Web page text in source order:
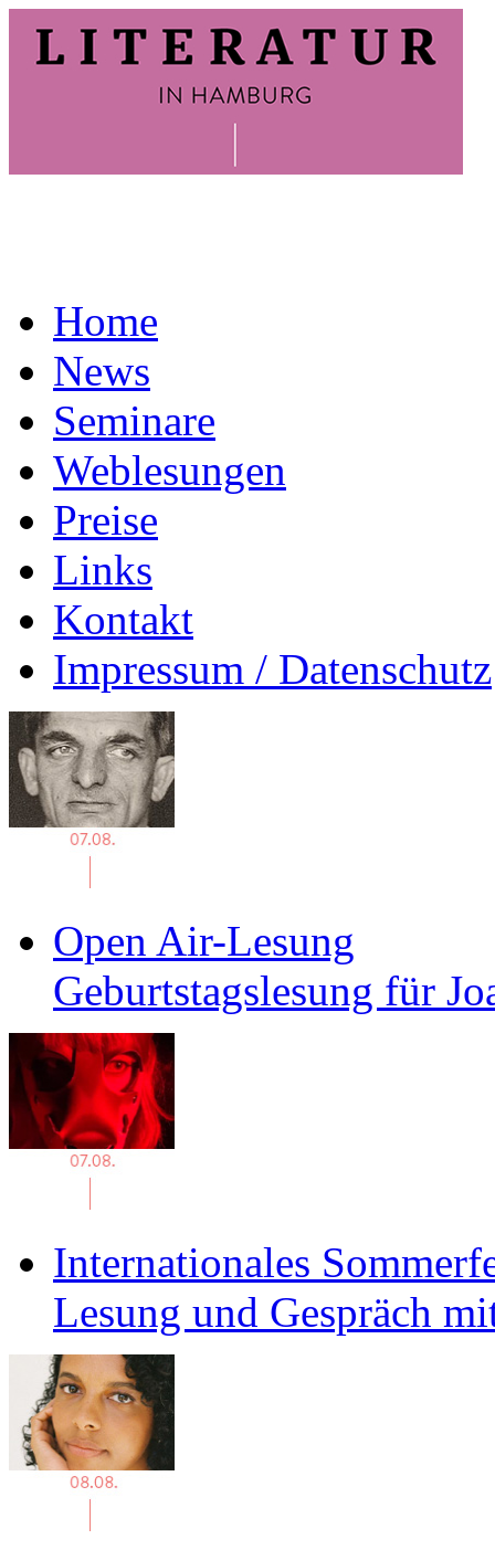
Home
News
Seminare
Weblesungen
Preise
Links
Kontakt
Impressum / Datenschutz
Open Air-Lesung
Geburtstagslesung für
Internationales
Lesung und Gespräch